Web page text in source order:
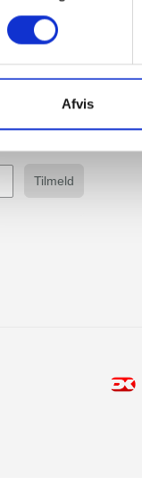
Afvis
trends i din indbakke
Tilmeld